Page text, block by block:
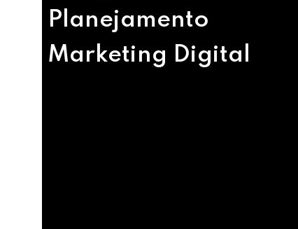
Planejamento
Marketing Digital